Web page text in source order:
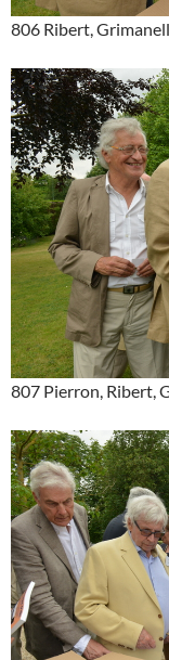
806 Ribert,
807 Pierron, Ribert,